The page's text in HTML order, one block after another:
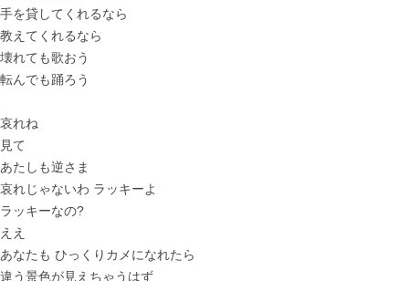
手を貸してくれるなら
教えてくれるなら
壊れても歌おう
転んでも踊ろう
哀れね
見て
あたしも逆さま
哀れじゃないわ ラッキーよ
ラッキーなの?
ええ
あなたも ひっくりカメになれたら
違う景色が見えちゃうはず